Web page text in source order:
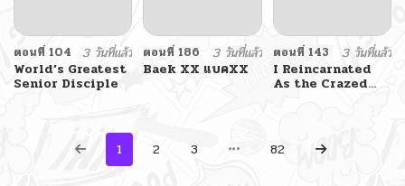
ตอนที่ 104
3 วันที่แล้ว
World’s Greatest
Senior Disciple
ตอนที่ 186
3 วันที่แล้ว
Baek XX แบคXX
ตอนที่ 143
3 วันที่แล้ว
I Reincarnated
As the Crazed
1 2 3 82